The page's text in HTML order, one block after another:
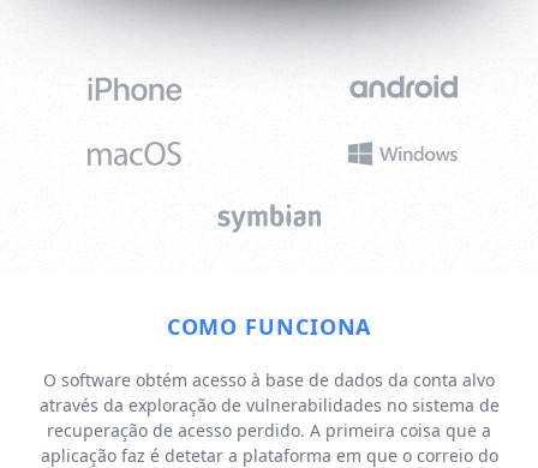
COMO FUNCIONA
O software obtém acesso à base de dados da conta alvo
através da exploração de vulnerabilidades no sistema de
recuperação de acesso perdido. A primeira coisa que a
aplicação faz é detetar a plataforma em que o correio do